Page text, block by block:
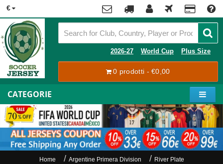
€
Contact
Tracking
Account
Registrazione
Accesso
2026-27 World Cup Plus Size
0 prodotti - €0,00
x
CATEGORIE
Premier
League
La
Liga
Bundesliga
Serie
A
Ligue
1
Home Argentine Primera Division River Plate